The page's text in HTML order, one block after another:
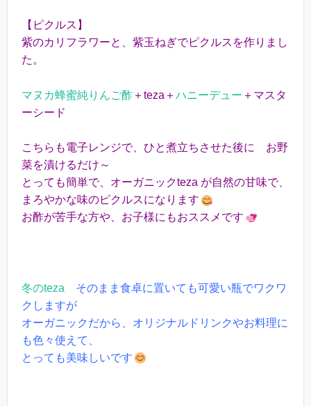
【ピクルス】
紫のカリフラワーと、紫玉ねぎでピクルスを作りまし
た。
マヌカ蜂蜜純りんご酢＋teza＋ハニーデュー ＋マスタ
ーシード
こちらも電子レンジで、ひと煮立ちさせた後に お野
菜を漬けるだけ～
とっても簡単で、オーガニックteza が自然の甘味で、
まろやかな味のピクルスになります
お酢が苦手な方や、お子様にもおススメです
冬のteza そのまま食卓に置いても可愛い瓶でワクワ
クしますが
オーガニックだから、オリジナルドリンクやお料理に
も色々使えて、
とっても美味しいです